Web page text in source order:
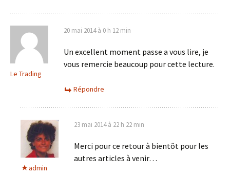
Le Trading
20 mai 2014 à 0 h 12 min
Un excellent moment passe a vous lire, je
vous remercie beaucoup pour cette lecture.
Répondre
admin
23 mai 2014 à 22 h 22 min
Merci pour ce retour à bientôt pour les
autres articles à venir…